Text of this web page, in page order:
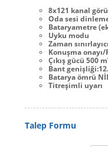
8x121 kanal
Oda sesi
Bataryametre
Uyku modu
Zaman
Konuşma onayı/
Çıkış gücü 500
Bant
Batarya ömrü
Titreşimli uyarı
Talep Formu